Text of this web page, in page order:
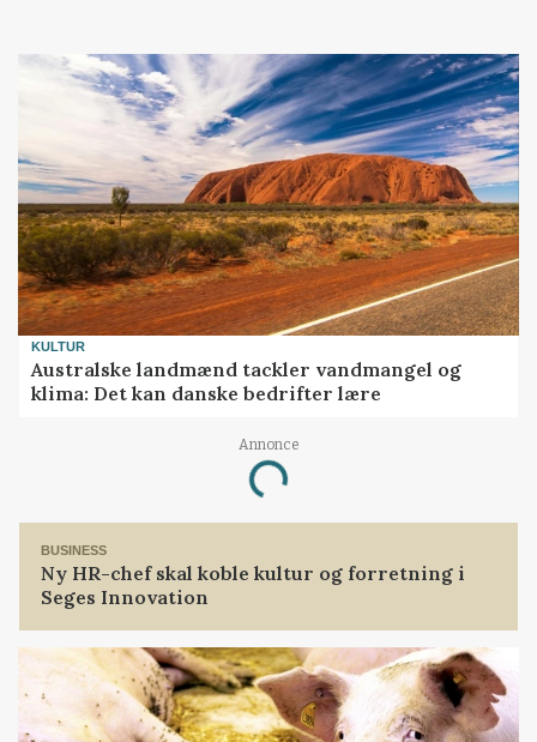
KULTUR
Australske landmænd tackler vandmangel og
klima: Det kan danske bedrifter lære
Annonce
Loading...
BUSINESS
Ny HR-chef skal koble kultur og forretning i
Seges Innovation